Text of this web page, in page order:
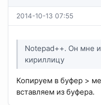
2014-10-13 07:55
Notepad++. Он мне
кириллицу
Копируем в буфер >
вставляем из буфера.